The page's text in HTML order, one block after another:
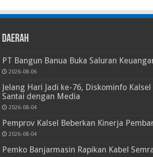
Daerah
PT Bangun Banua Buka Saluran
2026-08-06
Jelang Hari Jadi ke-76, Diskominfo
Santai dengan Media
2026-08-04
Pemprov Kalsel Beberkan Kinerja
2026-08-04
Pemko Banjarmasin Rapikan Kabel